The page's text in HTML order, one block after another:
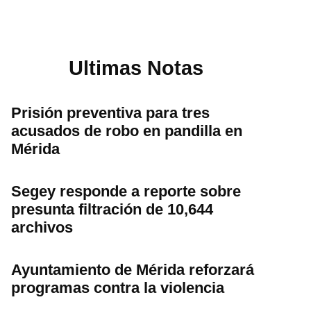
Ultimas Notas
Prisión preventiva para tres
acusados de robo en pandilla en
Mérida
Segey responde a reporte sobre
presunta filtración de 10,644
archivos
Ayuntamiento de Mérida reforzará
programas contra la violencia